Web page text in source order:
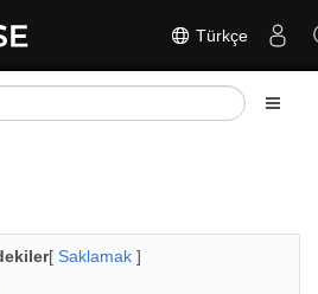
Türkçe
[ Saklamak ]